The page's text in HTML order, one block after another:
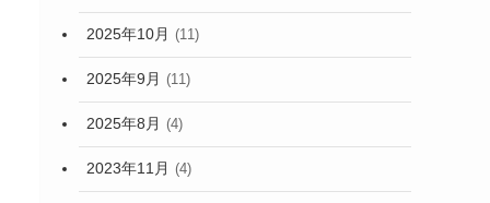
2025年10月 (11)
2025年9月 (11)
2025年8月 (4)
2023年11月 (4)